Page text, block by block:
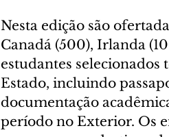
Nesta edição são
Canadá (500), Irlanda
estudantes selecionados
Estado, incluindo
documentação
período no Exterior. Os